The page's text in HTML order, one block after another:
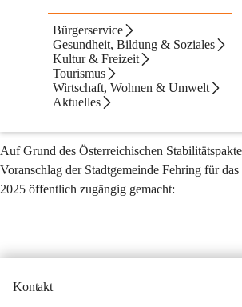
Bürgerservice
Gesundheit, Bildung & Soziales
Kultur & Freizeit
Tourismus
Wirtschaft, Wohnen & Umwelt
Aktuelles
Tranzsparenz
VORANSCHLAG
Auf Grund des Österreichischen
Voranschlag der Stadtgemeinde Fehring für das
2026 öffentlich zugängig gemacht:
Auf Grund des Österreichischen
Voranschlag der Stadtgemeinde Fehring für
2025 öffentlich zugängig gemacht:
Kontakt